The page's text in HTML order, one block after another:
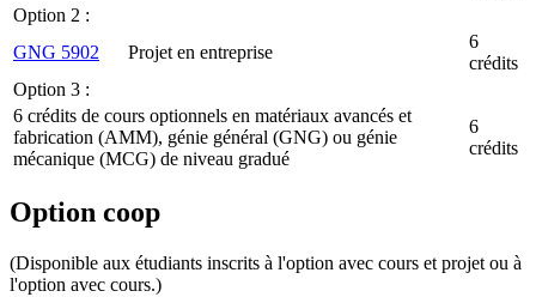
Option 2 :
GNG 5902
Projet en entreprise
6
crédits
Option 3 :
6 crédits de cours optionnels en matériaux avancés et
fabrication (AMM), génie général (GNG) ou génie
mécanique (MCG) de niveau gradué
6
crédits
Option coop
(Disponible aux étudiants inscrits à l'option avec cours et projet ou à
l'option avec cours.)